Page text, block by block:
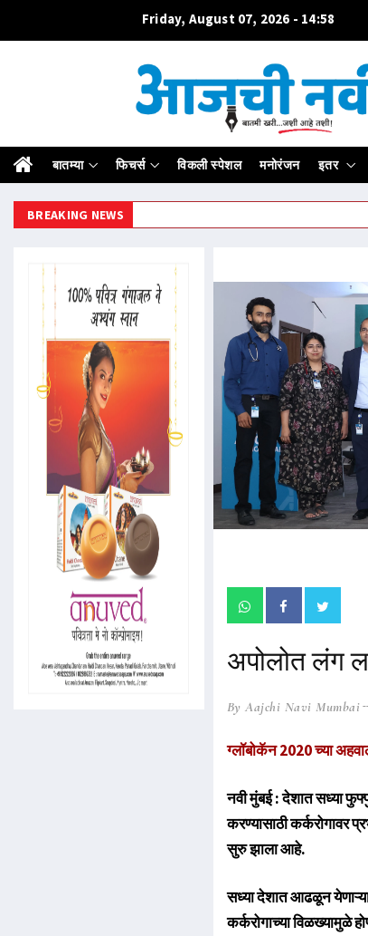
Friday, August 07, 2026 - 14:58
बातम्या फिचर्स विकली स्पेशल मनोरंजन इतर
BREAKING NEWS
अपोलोत लंग
By Aajchi Navi Mumbai
ग्लॉबोकॅन 2020 च्या
नवी मुंबई : देशात सध्या
करण्यासाठी कर्करोगावर
सुरु झाला आहे.
सध्या देशात आढळून
कर्करोगाच्या विळख्यामुळे